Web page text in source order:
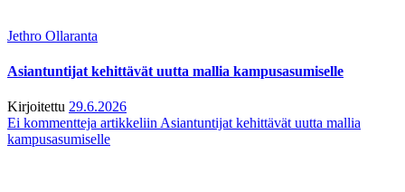
Jethro Ollaranta
Asiantuntijat kehittävät uutta mallia kampusasumiselle
Kirjoitettu 29.6.2026
Ei kommentteja artikkeliin Asiantuntijat kehittävät uutta mallia
kampusasumiselle